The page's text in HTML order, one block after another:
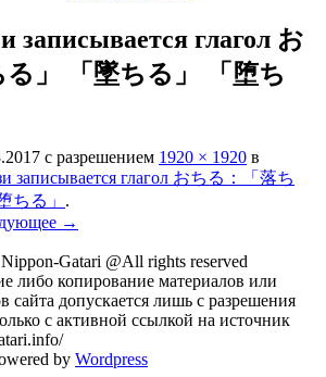
записывается глагол お
」 「墜ちる」 「堕ち
с разрешением 1920 × 1920 в
записывается глагол おちる：「落ち
ちる」 .
→
Gatari @All rights reserved
либо копирование материалов или
сайта допускается лишь с разрешения
с активной ссылкой на источник
by Wordpress